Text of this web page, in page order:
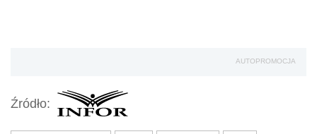
AUTOPROMOCJA
Źródło: